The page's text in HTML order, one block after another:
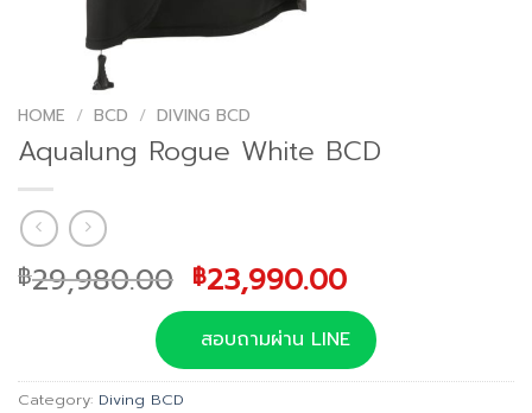
HOME / BCD / DIVING BCD
Aqualung Rogue White BCD
฿29,980.00 Original
price
was:
฿29,980.00.
฿23,990.00Current
price
is:
฿23,990.00.
สอบถามผ่าน LINE
Category: Diving BCD